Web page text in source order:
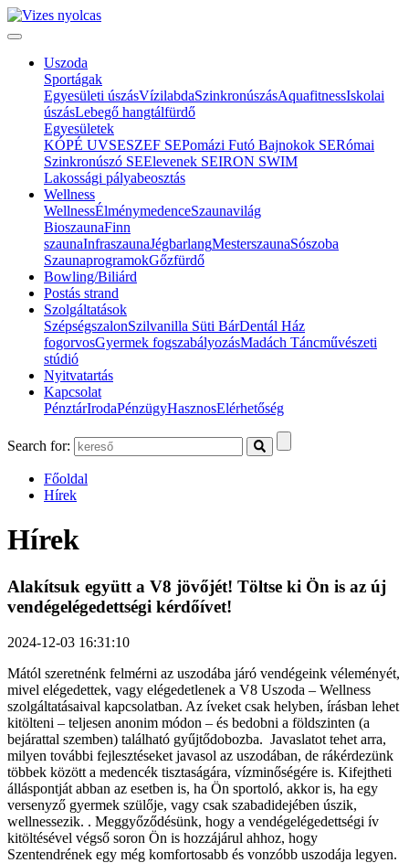
Uszoda
Sportágak
Egyesületi úszásVízilabdaSzinkronúszásAquafitnessIskolai
úszásLebegő hangtálfürdő
Egyesületek
KÓPÉ UVSESZEF SEPomázi Futó Bajnokok SERómai
Szinkronúszó SEElevenek SEIRON SWIM
Lakossági pályabeosztás
Wellness
WellnessÉlménymedenceSzaunavilág
BioszaunaFinn
szaunaInfraszaunaJégbarlangMesterszaunaSószoba
SzaunaprogramokGőzfürdő
Bowling/Biliárd
Postás strand
Szolgáltatások
SzépségszalonSzilvanilla Süti BárDentál Ház
fogorvosGyermek fogszabályozásMadách Táncművészeti
stúdió
Nyitvatartás
Kapcsolat
PénztárIrodaPénzügyHasznosElérhetőség
Search for:
Főoldal
Hírek
Hírek
Alakítsuk együtt a V8 jövőjét! Töltse ki Ön is az új
vendégelégedettségi kérdőívet!
2024-12-03 16:31:10
Mától szeretnénk felmérni az uszodába járó vendégeink véleményét,
mivel elégedettek, vagy elégedetlenek a V8 Uszoda – Wellness
szolgáltatásaival kapcsolatban. Az íveket csak helyben, írásban lehet
kitölteni – teljesen anonim módon – és bedobni a földszinten (a
bejárattal szemben) található gyűjtődobozba. Javaslatot tehet arra,
milyen további fejlesztéseket javasol az uszodában, de rákérdezünk
többek között a medencék tisztaságára, vízminőségére is. Kifejtheti
álláspontját abban az esetben is, ha Ön sportoló, akkor is, ha egy
versenyző gyermek szülője, vagy csak szabadidejében úszik,
wellnessezik. . Meggyőződésünk, hogy a vendégelégedettségi ív
kitöltésével végső soron Ön is hozzájárul ahhoz, hogy
Szentendrének egy még komfortosabb és vonzóbb uszodája legyen.